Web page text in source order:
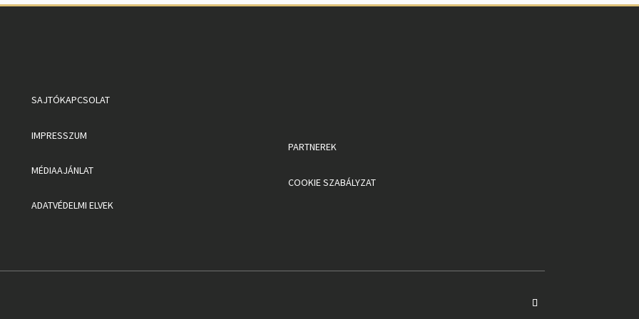
SAJTÓKAPCSOLAT
IMPRESSZUM
MÉDIAAJÁNLAT
ADATVÉDELMI ELVEK
PARTNEREK
COOKIE SZABÁLYZAT